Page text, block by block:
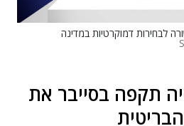
לבחירות דמוקרטיות במדינה
תקפה בסייבר את